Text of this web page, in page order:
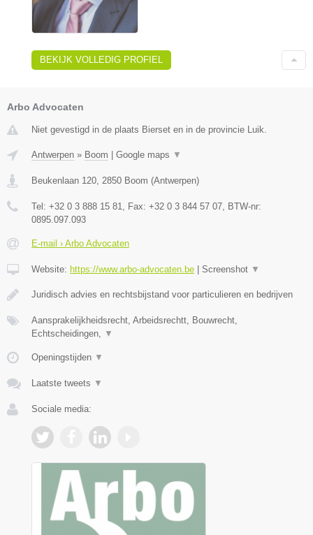
BEKIJK VOLLEDIG PROFIEL
Arbo Advocaten
Niet gevestigd in de plaats Bierset en in de provincie Luik.
Antwerpen » Boom | Google maps ▼
Beukenlaan 120 2850 Boom (Antwerpen)
Tel: +32 0 3 888 15 81 , Fax: +32 0 3 844 57 07 , BTW-nr:
0895.097.093
E-mail › Arbo Advocaten
Website: https://www.arbo-advocaten.be | Screenshot ▼
Juridisch advies en rechtsbijstand voor particulieren en bedrijven
Aansprakelijkheidsrecht, Arbeidsrechtt, Bouwrecht,
Echtscheidingen,
▼
Openingstijden ▼
Laatste tweets ▼
Sociale media: